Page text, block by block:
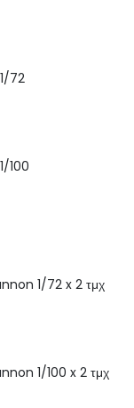
72
100
1/72 x 2 τμχ
1/100 x 2 τμχ